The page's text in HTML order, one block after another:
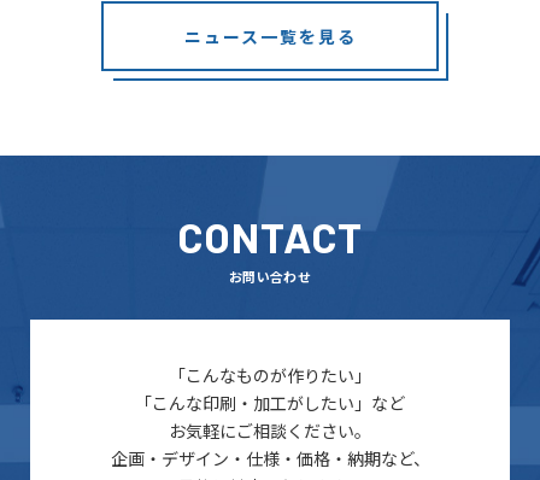
ニュース一覧を見る
CONTACT
お問い合わせ
「こんなものが作りたい」
「こんな印刷・加工がしたい」など
お気軽にご相談ください。
企画・デザイン・仕様・価格・納期など、